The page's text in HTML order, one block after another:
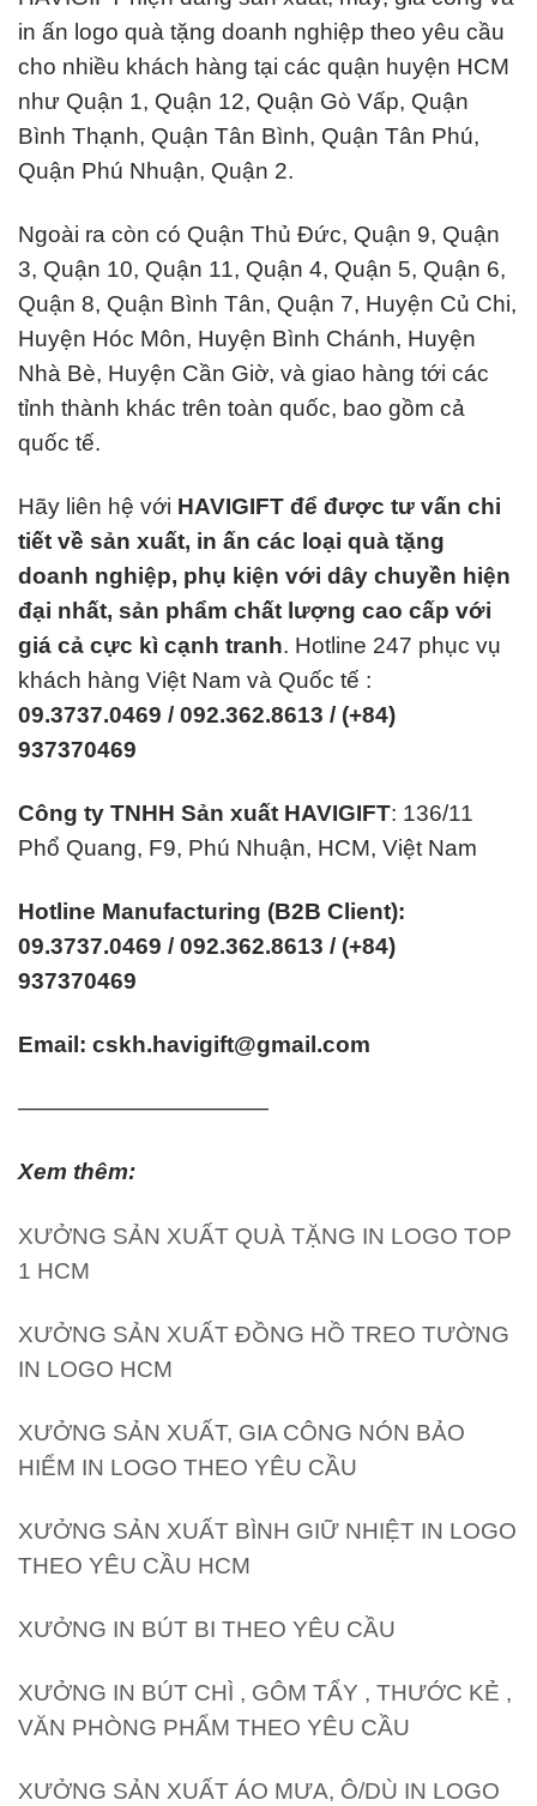
in ấn logo quà tặng doanh nghiệp theo yêu cầu
cho nhiều khách hàng tại các quận huyện HCM
như Quận 1, Quận 12, Quận Gò Vấp, Quận
Bình Thạnh, Quận Tân Bình, Quận Tân Phú,
Quận Phú Nhuận, Quận 2.
Ngoài ra còn có Quận Thủ Đức, Quận 9, Quận
3, Quận 10, Quận 11, Quận 4, Quận 5, Quận 6,
Quận 8, Quận Bình Tân, Quận 7, Huyện Củ Chi,
Huyện Hóc Môn, Huyện Bình Chánh, Huyện
Nhà Bè, Huyện Cần Giờ, và giao hàng tới các
tỉnh thành khác trên toàn quốc, bao gồm cả
quốc tế.
Hãy liên hệ với HAVIGIFT để được tư vấn chi
tiết về sản xuất, in ấn các loại quà tặng
doanh nghiệp, phụ kiện với dây chuyền hiện
đại nhất, sản phẩm chất lượng cao cấp với
giá cả cực kì cạnh tranh. Hotline 247 phục vụ
khách hàng Việt Nam và Quốc tế :
09.3737.0469 / 092.362.8613 / (+84)
937370469
Công ty TNHH Sản xuất HAVIGIFT: 136/11
Phổ Quang, F9, Phú Nhuận, HCM, Việt Nam
Hotline Manufacturing (B2B Client):
09.3737.0469 / 092.362.8613 / (+84)
937370469
Email: cskh.havigift@gmail.com
———————————
Xem thêm:
XƯỞNG SẢN XUẤT QUÀ TẶNG IN LOGO TOP
1 HCM
XƯỞNG SẢN XUẤT ĐỒNG HỒ TREO TƯỜNG
IN LOGO HCM
XƯỞNG SẢN XUẤT, GIA CÔNG NÓN BẢO
HIỂM IN LOGO THEO YÊU CẦU
XƯỞNG SẢN XUẤT BÌNH GIỮ NHIỆT IN LOGO
THEO YÊU CẦU HCM
XƯỞNG IN BÚT BI THEO YÊU CẦU
XƯỞNG IN BÚT CHÌ , GÔM TẨY , THƯỚC KẺ ,
VĂN PHÒNG PHẨM THEO YÊU CẦU
XƯỞNG SẢN XUẤT ÁO MƯA, Ô/DÙ IN LOGO